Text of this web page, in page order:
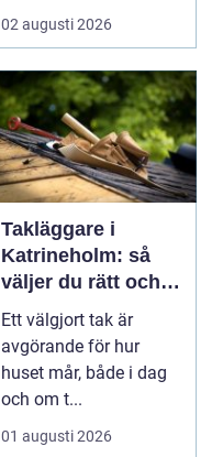
livsupplevelse för ...
02 augusti 2026
Takläggare i
Katrineholm: så
väljer du rätt och
får ett tak som
håller
Ett välgjort tak är
avgörande för hur
huset mår, både i dag
och om t...
01 augusti 2026